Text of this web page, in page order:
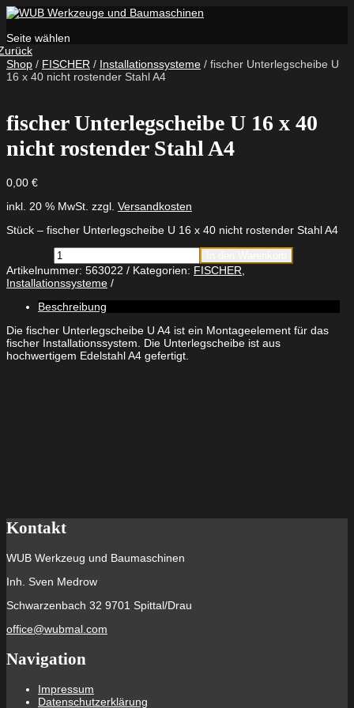
Seite wählen
Shop / FISCHER / Installationssysteme / fischer Unterlegscheibe U
16 x 40 nicht rostender Stahl A4
fischer Unterlegscheibe U 16 x 40
nicht rostender Stahl A4
0,00 €
inkl. 20 % MwSt. zzgl. Versandkosten
Stück – fischer Unterlegscheibe U 16 x 40 nicht rostender Stahl A4
fischer
Unterlegscheibe
U
16
x
40
nicht
rostender
Stahl
A4
Artikelnummer: 563022 Kategorien: FISCHER
Installationssysteme
Beschreibung
Die fischer Unterlegscheibe U A4 ist ein Montageelement für das
fischer Installationssystem. Die Unterlegscheibe ist aus
hochwertigem Edelstahl A4 gefertigt.
Kontakt
WUB Werkzeug und Baumaschinen
Inh. Sven Medrow
Schwarzenbach 32 9701 Spittal/Drau
office@wubmal.com
Navigation
Impressum
Datenschutzerklärung